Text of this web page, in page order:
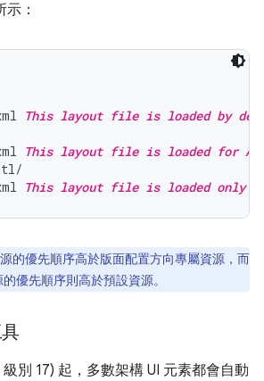
：
This layout file is loaded by
This layout file is loaded for
This layout file is loaded only
的優先順序高於版面配置方向專屬資源，而
優先順序則高於預設資源。
別 17) 起，多數架構 UI 元素都會自動